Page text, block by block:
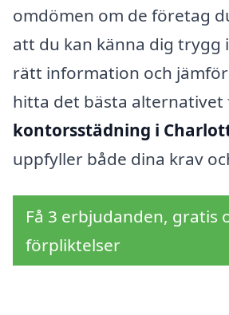
omdömen om de företag
att du kan känna dig trygg
rätt information och
hitta det bästa alternativet
kontorsstädning i
uppfyller både dina krav
Få 3 erbjudanden, gratis
förpliktelser